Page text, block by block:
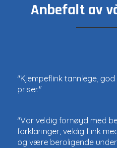
Anbefalt av
"Kjempeflink tannlege,
priser."
"Var veldig fornøyd med
forklaringer, veldig flink
og være beroligende